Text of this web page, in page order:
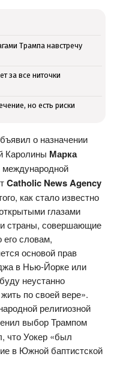
Трампа навстречу
за все ниточки
но есть риски
о назначении
Каролины Марка
Catholic NewsAgency
как стало известно
глазами
и страны, совершающие
словам,
основой прав
в Нью-Йорке или
неустанно
по своей вере».
религиозной
выбор Трампом
что Уокер «был
в Южной баптистской